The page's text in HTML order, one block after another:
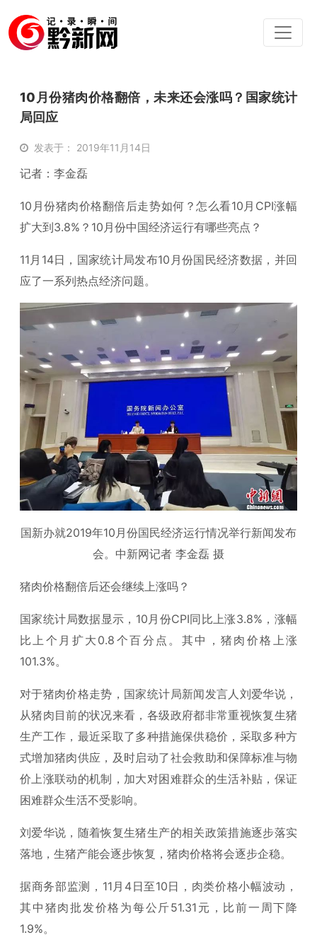
10月份猪肉价格翻倍，未来还会涨吗？国家统计
局回应
发表于： 2019年11月14日
记者：李金磊
10月份猪肉价格翻倍后走势如何？怎么看10月CPI涨幅
扩大到3.8%？10月份中国经济运行有哪些亮点？
11月14日，国家统计局发布10月份国民经济数据，并回
应了一系列热点经济问题。
国新办就2019年10月份国民经济运行情况举行新闻发布
会。中新网记者 李金磊 摄
猪肉价格翻倍后还会继续上涨吗？
国家统计局数据显示，10月份CPI同比上涨3.8%，涨幅
比上个月扩大0.8个百分点。其中，猪肉价格上涨
101.3%。
对于猪肉价格走势，国家统计局新闻发言人刘爱华说，
从猪肉目前的状况来看，各级政府都非常重视恢复生猪
生产工作，最近采取了多种措施保供稳价，采取多种方
式增加猪肉供应，及时启动了社会救助和保障标准与物
价上涨联动的机制，加大对困难群众的生活补贴，保证
困难群众生活不受影响。
刘爱华说，随着恢复生猪生产的相关政策措施逐步落实
落地，生猪产能会逐步恢复，猪肉价格将会逐步企稳。
据商务部监测，11月4日至10日，肉类价格小幅波动，
其中猪肉批发价格为每公斤51.31元，比前一周下降
1.9%。